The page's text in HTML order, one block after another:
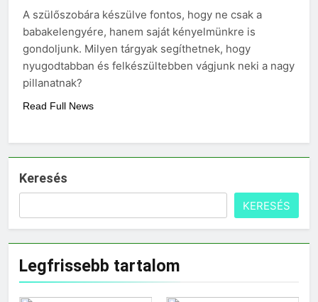
választani?
A szülőszobára készülve fontos, hogy ne csak a
babakelengyére, hanem saját kényelmünkre is
gondoljunk. Milyen tárgyak segíthetnek, hogy
nyugodtabban és felkészültebben vágjunk neki a nagy
pillanatnak?
Read Full News
Keresés
KERESÉS
Legfrissebb tartalom